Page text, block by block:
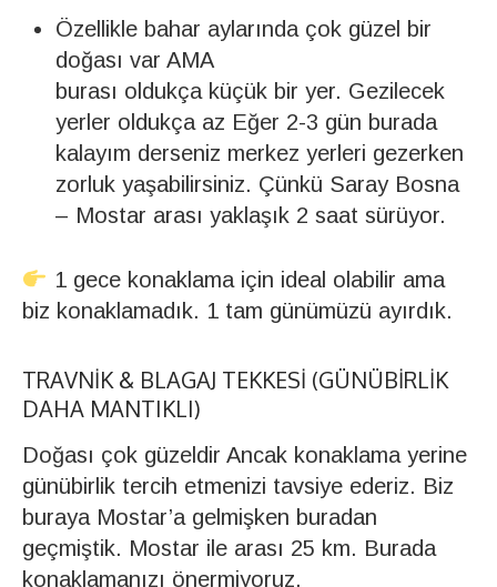
Özellikle bahar aylarında çok güzel bir
doğası var AMA
burası oldukça küçük bir yer. Gezilecek
yerler oldukça az Eğer 2-3 gün burada
kalayım derseniz merkez yerleri gezerken
zorluk yaşabilirsiniz. Çünkü Saray Bosna
– Mostar arası yaklaşık 2 saat sürüyor.
1 gece konaklama için ideal olabilir ama
biz konaklamadık. 1 tam günümüzü ayırdık.
TRAVNIK & BLAGAJ TEKKESI (GÜNÜBIRLIK
DAHA MANTIKLI)
Doğası çok güzeldir Ancak konaklama yerine
günübirlik tercih etmenizi tavsiye ederiz. Biz
buraya Mostar’a gelmişken buradan
geçmiştik. Mostar ile arası 25 km. Burada
konaklamanızı önermiyoruz.